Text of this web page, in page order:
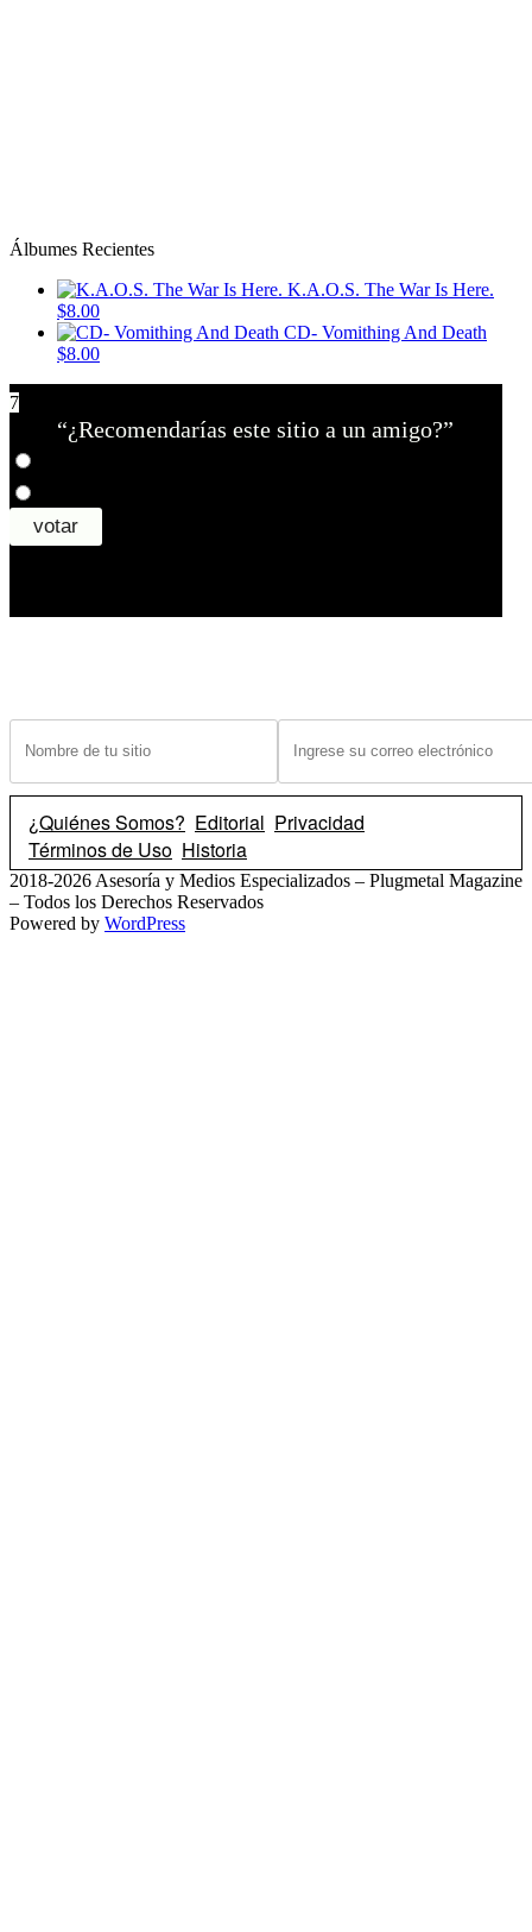
Álbumes Recientes
K.A.O.S. The War Is Here.
$8.00
CD- Vomithing And Death
$8.00
7
“¿Recomendarías este sitio a un amigo?”
¿Quiénes Somos? Editorial Privacidad
Términos de Uso Historia
2018-2026 Asesoría y Medios Especializados – Plugmetal Magazine
– Todos los Derechos Reservados
Powered by WordPress